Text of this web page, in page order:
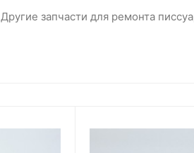
Другие запчасти для ремонта